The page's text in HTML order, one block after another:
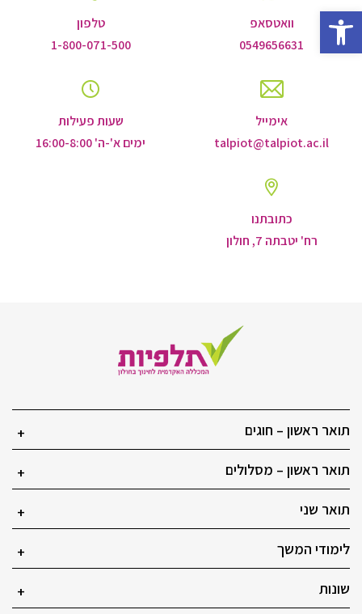
Open toolbarוואטסאפ
0549656631
טלפון
1-800-071-500
אימייל
talpiot@talpiot.ac.il
שעות פעילות
ימים א'-ה' 16:00-8:00
כתובתנו
רח' יטבתה 7, חולון
תואר ראשון – חוגים
+
תואר ראשון – מסלולים
+
תואר שני
+
לימודי המשך
+
שונות
+